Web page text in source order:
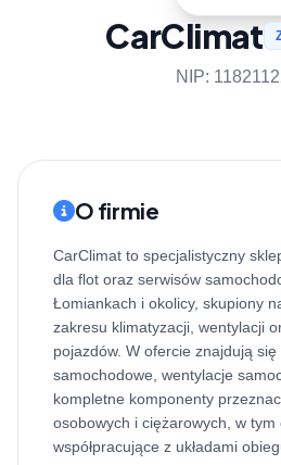
CarClimat
NIP:
O firmie
CarClimat to specjalistyczny
dla flot oraz serwisów
Łomiankach i okolicy, skupiony
zakresu klimatyzacji, wentylacji
pojazdów. W ofercie znajdują się
samochodowe, wentylacje
kompletne komponenty
osobowych i ciężarowych, w tym
współpracujące z układami